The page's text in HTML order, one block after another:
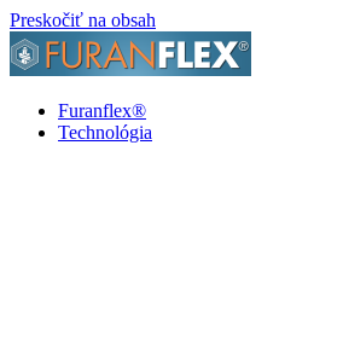
Preskočiť na obsah
Furanflex®
Technológia